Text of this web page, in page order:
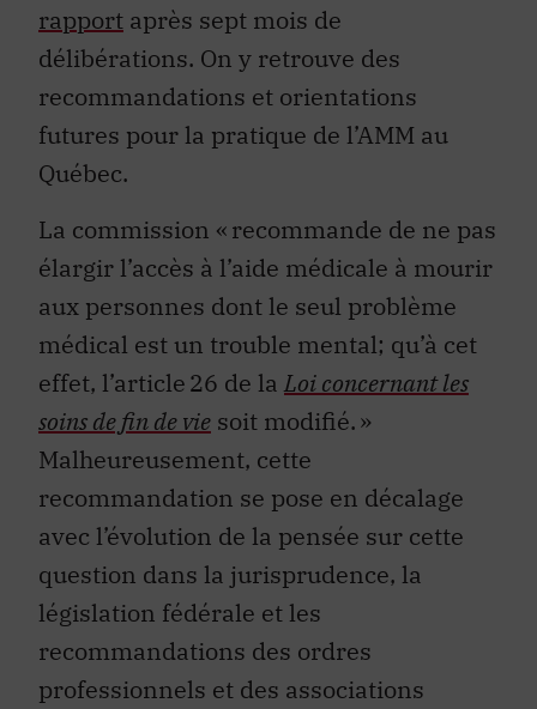
rapport après sept mois de
délibérations. On y retrouve des
recommandations et orientations
futures pour la pratique de l’AMM au
Québec.
La commission « recommande de ne pas
élargir l’accès à l’aide médicale à mourir
aux personnes dont le seul problème
médical est un trouble mental; qu’à cet
effet, l’article 26 de la Loi concernant les
soins de fin de vie soit modifié. »
Malheureusement, cette
recommandation se pose en décalage
avec l’évolution de la pensée sur cette
question dans la jurisprudence, la
législation fédérale et les
recommandations des ordres
professionnels et des associations